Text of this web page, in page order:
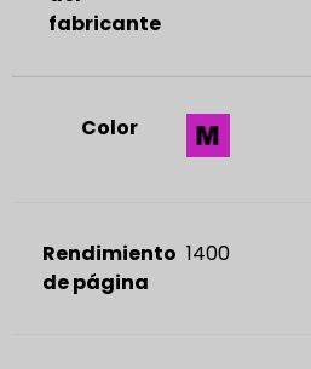
fabricante
Color
Rendimiento
de página
1400